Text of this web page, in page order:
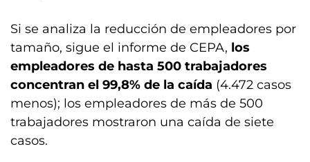
Si se analiza la reducción de empleadores por
tamaño, sigue el informe de CEPA, los
empleadores de hasta 500 trabajadores
concentran el 99,8% de la caída (4.472 casos
menos); los empleadores de más de 500
trabajadores mostraron una caída de siete
casos.